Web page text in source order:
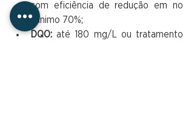
com eficiência de redução em no
mínimo 70%;
DQO: até 180 mg/L ou tratamento